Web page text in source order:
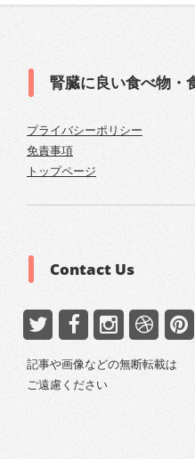
腎臓に良い食べ物・
プライバシーポリシー
免責事項
トップページ
Contact Us
記事や画像などの無断転載は
ご遠慮ください